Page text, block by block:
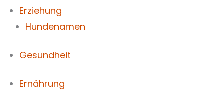
Erziehung
Hundenamen
Gesundheit
Ernährung